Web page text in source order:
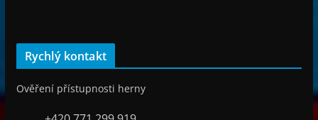
Rychlý kontakt
Ověření přístupnosti herny